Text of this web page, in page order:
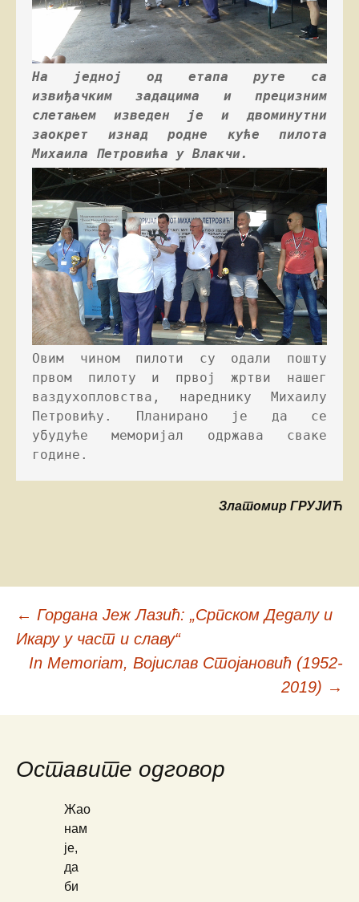
На једној од етапа руте са
извиђачким задацима и прецизним
слетањем изведен је и двоминутни
заокрет изнад родне куће пилота
Михаила Петровића у Влакчи.
Овим чином пилоти су одали пошту
првом пилоту и првој жртви нашег
ваздухопловства, нареднику Михаилу
Петровићу. Планирано је да се
убудуће меморијал одржава сваке
године.
Златомир ГРУЈИЋ
Кретање
чланака
← Гордана Јеж Лазић: „Српском Дедалу и
Икару у част и славу“
In Memoriam, Војислав Стојановић (1952-
2019) →
Оставите одговор
Жао
нам
је,
да
би